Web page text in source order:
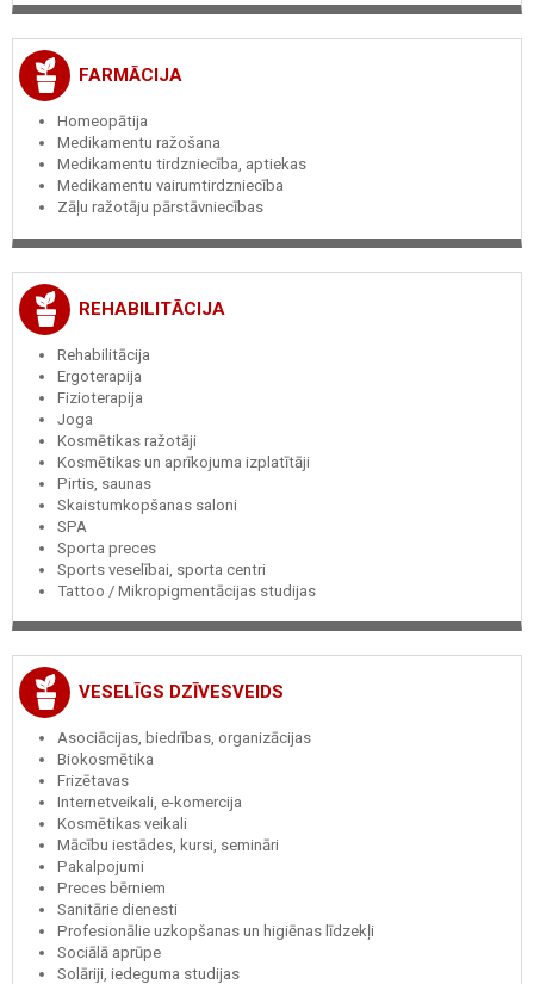
FARMĀCIJA
Homeopātija
Medikamentu ražošana
Medikamentu tirdzniecība, aptiekas
Medikamentu vairumtirdzniecība
Zāļu ražotāju pārstāvniecības
REHABILITĀCIJA
Rehabilitācija
Ergoterapija
Fizioterapija
Joga
Kosmētikas ražotāji
Kosmētikas un aprīkojuma izplatītāji
Pirtis, saunas
Skaistumkopšanas saloni
SPA
Sporta preces
Sports veselībai, sporta centri
Tattoo / Mikropigmentācijas studijas
VESELĪGS DZĪVESVEIDS
Asociācijas, biedrības, organizācijas
Biokosmētika
Frizētavas
Internetveikali, e-komercija
Kosmētikas veikali
Mācību iestādes, kursi, semināri
Pakalpojumi
Preces bērniem
Sanitārie dienesti
Profesionālie uzkopšanas un higiēnas līdzekļi
Sociālā aprūpe
Solāriji, iedeguma studijas